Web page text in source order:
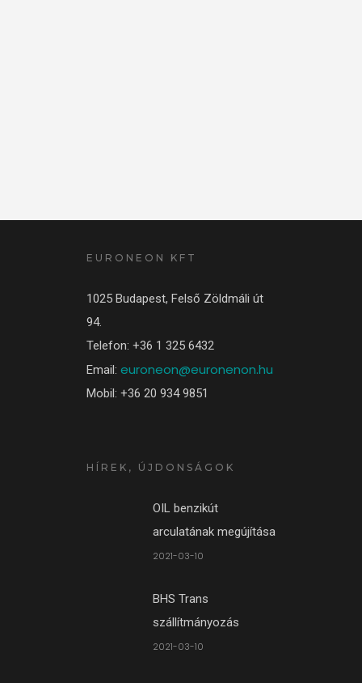
EURONEON KFT
1025 Budapest, Felső Zöldmáli út
94.
Telefon: +36 1 325 6432
Email: euroneon@euronenon.hu
Mobil: +36 20 934 9851
HÍREK, ÚJDONSÁGOK
OIL benzikút
arculatának megújítása
2021-03-10
BHS Trans
szállítmányozás
2021-03-10